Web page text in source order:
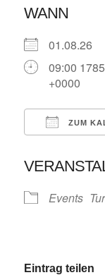
WANN
01.08.26
09:00
+0000
ZUM
Events
Eintrag teilen